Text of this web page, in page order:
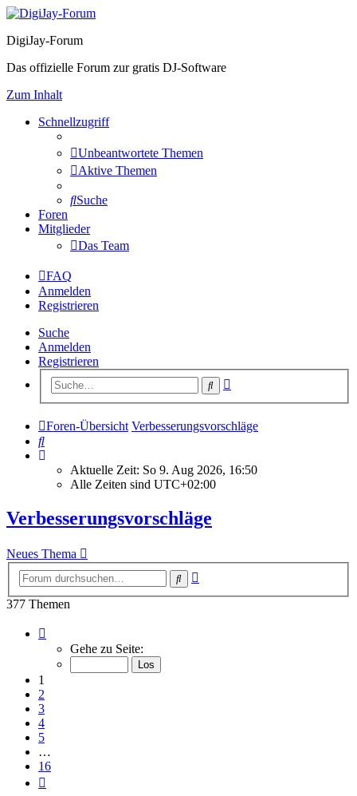
DigiJay-Forum
Das offizielle Forum zur gratis DJ-Software
Zum Inhalt
Schnellzugriff
Unbeantwortete Themen
Aktive Themen
Suche
Foren
Mitglieder
Das Team
FAQ
Anmelden
Registrieren
Suche
Anmelden
Registrieren
Suche
Foren-Übersicht Verbesserungsvorschläge
Suche
Aktuelle Zeit: So 9. Aug 2026, 16:50
Alle Zeiten sind UTC+02:00
Verbesserungsvorschläge
Neues Thema
Suche
377 Themen
von
Gehe zu Seite:
1
2
3
4
5
…
16